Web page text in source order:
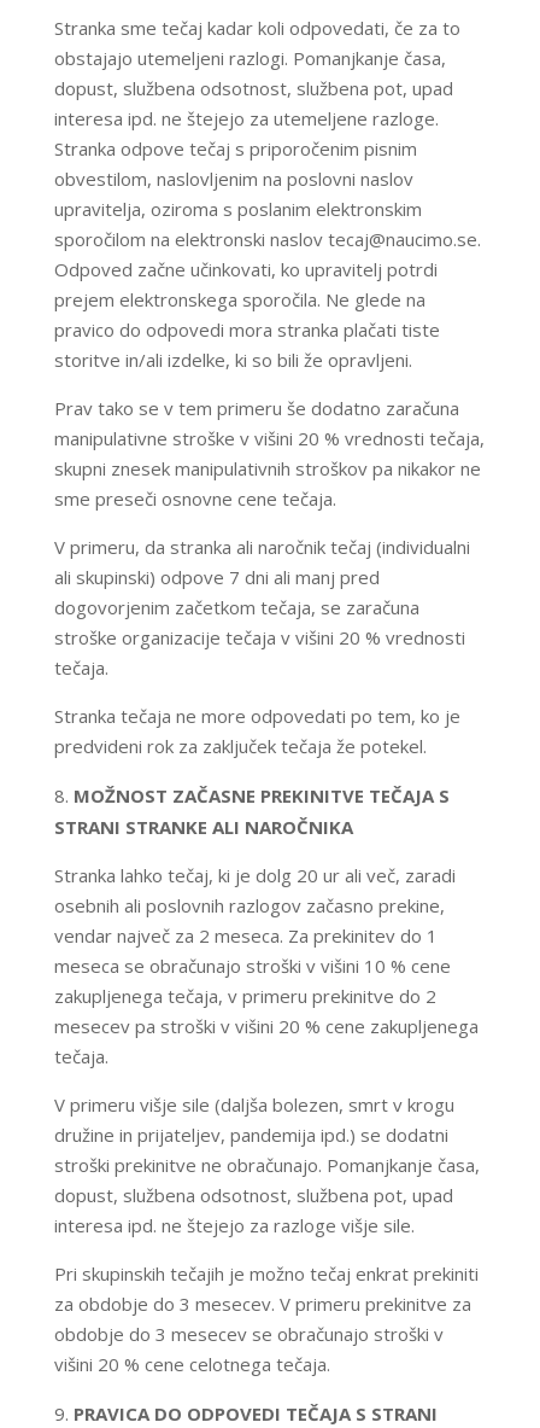
​Stranka sme tečaj kadar koli odpovedati, če za to
obstajajo utemeljeni razlogi. Pomanjkanje časa,
dopust, službena odsotnost, službena pot, upad
interesa ipd. ne štejejo za utemeljene razloge.
Stranka odpove tečaj s priporočenim pisnim
obvestilom, naslovljenim na poslovni naslov
upravitelja, oziroma s poslanim elektronskim
sporočilom na elektronski naslov tecaj@naucimo.se.
Odpoved začne učinkovati, ko upravitelj potrdi
prejem elektronskega sporočila. Ne glede na
pravico do odpovedi mora stranka plačati tiste
storitve in/ali izdelke, ki so bili že opravljeni.
Prav tako se v tem primeru še dodatno zaračuna
manipulativne stroške v višini 20 % vrednosti tečaja,
skupni znesek manipulativnih stroškov pa nikakor ne
sme preseči osnovne cene tečaja.
V primeru, da stranka ali naročnik tečaj (individualni
ali skupinski) odpove 7 dni ali manj pred
dogovorjenim začetkom tečaja, se zaračuna
stroške organizacije tečaja v višini 20 % vrednosti
tečaja.
Stranka tečaja ne more odpovedati po tem, ko je
predvideni rok za zaključek tečaja že potekel.
MOŽNOST ZAČASNE PREKINITVE TEČAJA S
STRANI STRANKE ALI NAROČNIKA
Stranka lahko tečaj, ki je dolg 20 ur ali več, zaradi
osebnih ali poslovnih razlogov začasno prekine,
vendar največ za 2 meseca. Za prekinitev do 1
meseca se obračunajo stroški v višini 10 % cene
zakupljenega tečaja, v primeru prekinitve do 2
mesecev pa stroški v višini 20 % cene zakupljenega
tečaja.
V primeru višje sile (daljša bolezen, smrt v krogu
družine in prijateljev, pandemija ipd.) se dodatni
stroški prekinitve ne obračunajo. Pomanjkanje časa,
dopust, službena odsotnost, službena pot, upad
interesa ipd. ne štejejo za razloge višje sile.
Pri skupinskih tečajih je možno tečaj enkrat prekiniti
za obdobje do 3 mesecev. V primeru prekinitve za
obdobje do 3 mesecev se obračunajo stroški v
višini 20 % cene celotnega tečaja.
PRAVICA DO ODPOVEDI TEČAJA S STRANI